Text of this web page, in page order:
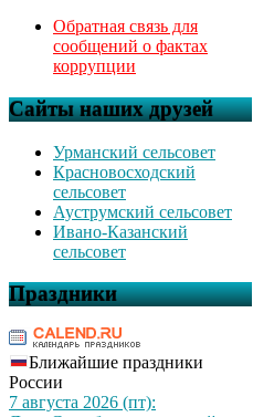
Обратная связь для
сообщений о фактах
коррупции
Сайты наших друзей
Урманский сельсовет
Красновосходский
сельсовет
Ауструмский сельсовет
Ивано-Казанский
сельсовет
Праздники
Ближайшие праздники
России
7 августа 2026 (пт):